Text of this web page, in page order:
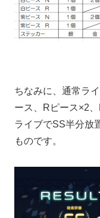
ちなみに、通常ラ
ース、Rピース×2
ライブでSS半分放
ものです。